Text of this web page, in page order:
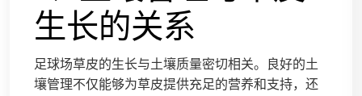
生长的关系
足球场草皮的生长与土壤质量密切相关。良好的土
壤管理不仅能够为草皮提供充足的营养和支持，还